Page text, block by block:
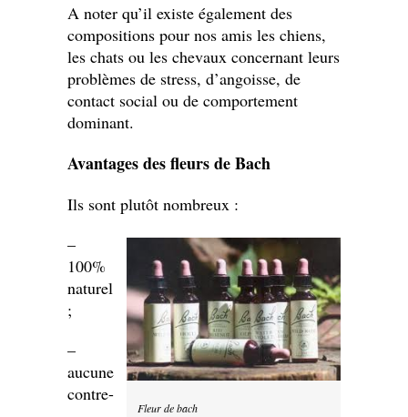
A noter qu’il existe également des
compositions pour nos amis les chiens,
les chats ou les chevaux concernant leurs
problèmes de stress, d’angoisse, de
contact social ou de comportement
dominant.
Avantages des fleurs de Bach
Ils sont plutôt nombreux :
Fleur de bach
–
100%
naturel
;
–
aucune
contre-